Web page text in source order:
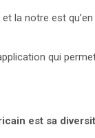
la notre est
qui
est sa